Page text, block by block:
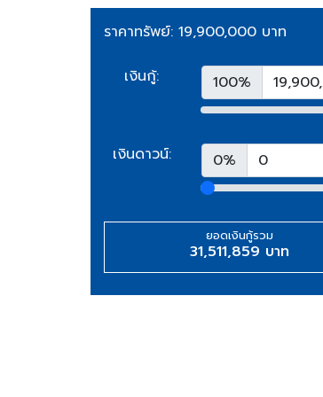
ราคาทรัพย์: 19,900,000 บาท
เงินกู้: 100%
เงินดาวน์: 0%
ยอดเงินกู้รวม
31,511,859 บาท